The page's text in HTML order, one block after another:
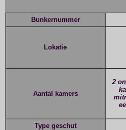
Bunkernummer
Lokatie
Aantal kamers
2
Type geschut